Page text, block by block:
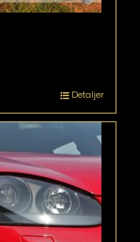
Detaljer